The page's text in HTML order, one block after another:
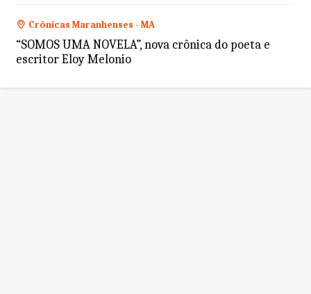
Crônicas Maranhenses - MA
“SOMOS UMA NOVELA”, nova crônica do poeta e
escritor Eloy Melonio